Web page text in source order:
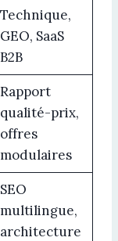
Technique,
GEO, SaaS
B2B
Rapport
qualité-prix,
offres
modulaires
SEO
multilingue,
architecture